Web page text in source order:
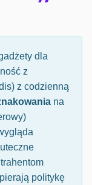
dla
z
z codzienną
na
politykę